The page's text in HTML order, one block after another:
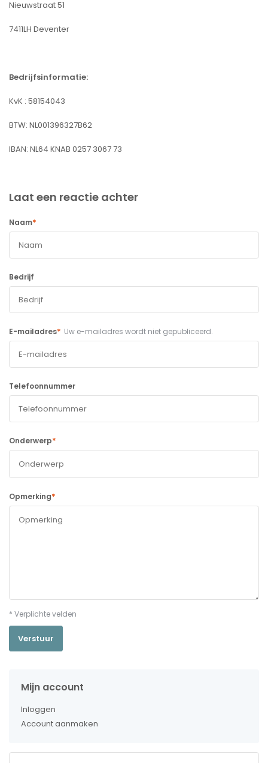
Nieuwstraat 51
7411LH Deventer
Bedrijfsinformatie:
KvK : 58154043
BTW: NL001396327B62
IBAN: NL64 KNAB 0257 3067 73
Laat een reactie achter
Naam*
Bedrijf
E-mailadres* Uw e-mailadres wordt niet gepubliceerd.
Telefoonnummer
Onderwerp*
Opmerking*
* Verplichte velden
Verstuur
Mijn account
Inloggen
Account aanmaken